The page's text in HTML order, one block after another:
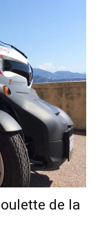
de la